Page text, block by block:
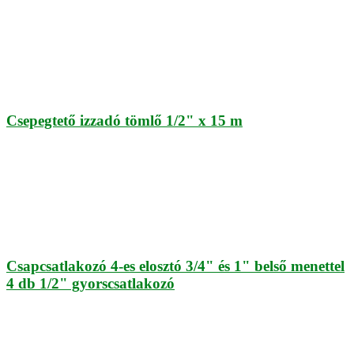
Csepegtető izzadó tömlő 1/2" x 15 m
Csapcsatlakozó 4-es elosztó 3/4" és 1" belső menettel
4 db 1/2" gyorscsatlakozó